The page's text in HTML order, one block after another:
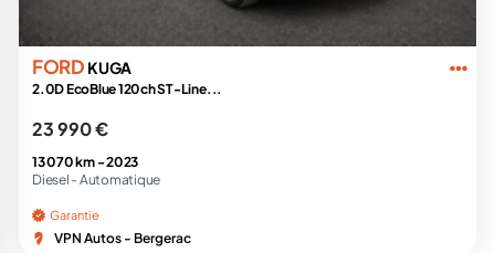
FORD KUGA
2.0D EcoBlue 120ch ST-Line...
23 990 €
13 070 km -2023
Diesel - Automatique
Garantie
VPN Autos - Bergerac